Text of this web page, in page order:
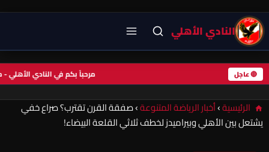
النادي الأهلي
🔴 عاجل مرحباً بكم في النادي
الرئيسية›أخبار الرياضة المتنوعة›صفقة القرن تقترب؟ صراع خفي
يشتعل بين الأهلي وبيراميدز لخطف ثلاثي القلعة البيضاء!